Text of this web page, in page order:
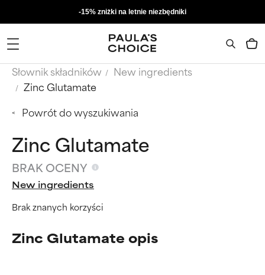
-15% zniżki na letnie niezbędniki
Słownik składników
New ingredients
Zinc Glutamate
Powrót do wyszukiwania
Zinc Glutamate
BRAK OCENY
New ingredients
Brak znanych korzyści
Zinc Glutamate opis